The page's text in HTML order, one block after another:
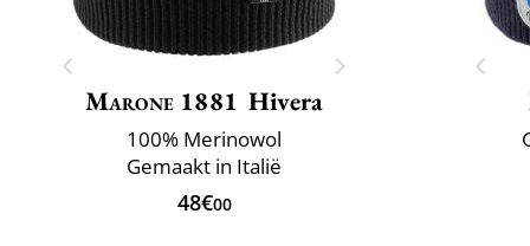
Marone 1881 Hivera
100% Merinowol
Gemaakt in Italië
48€00